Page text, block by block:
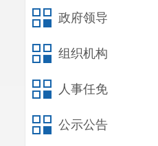
政府领导
组织机构
人事任免
公示公告